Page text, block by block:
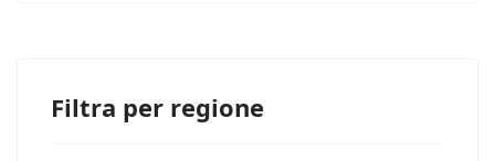
Filtra per regione